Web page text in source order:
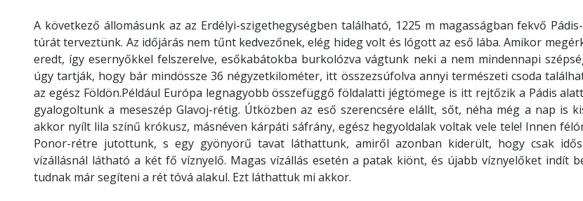
A következő állomásunk az az Erdélyi-szigethegységben található, 1225 m magasságban fekvő
túrát terveztünk. Az időjárás nem tűnt kedvezőnek, elég hideg volt és lógott az eső lába. Amikor
eredt, így esernyőkkel felszerelve, esőkabátokba burkolózva vágtunk neki a nem mindennapi
úgy tartják, hogy bár mindössze 36 négyzetkilométer, itt összezsúfolva annyi természeti csoda
az egész Földön.Például Európa legnagyobb összefüggő földalatti jégtömege is itt rejtőzik a Pádis
gyalogoltunk a meseszép Glavoj-rétig. Útközben az eső szerencsére elállt, sőt, néha még a nap is
akkor nyílt lila színű krókusz, másnéven kárpáti sáfrány, egész hegyoldalak voltak vele tele! Innen
Ponor-rétre jutottunk, s egy gyönyörű tavat láthattunk, amiről azonban kiderült, hogy csak
vízállásnál látható a két fő víznyelő. Magas vízállás esetén a patak kiönt, és újabb víznyelőket indít
tudnak már segíteni a rét tóvá alakul. Ezt láthattuk mi akkor.